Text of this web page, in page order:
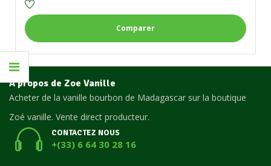
Comparer
A propos de Zoe Vanille
Acheter de la vanille bourbon de Madagascar sur la boutique
Zoé vanille. Vente direct producteur.
CONTACTEZ NOUS
+(33) 6 64 30 28 16